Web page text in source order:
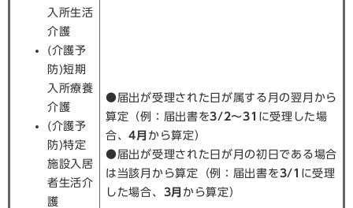
入所生活
介護
(介護予
防)短期
入所療養
介護
(介護予
防)特定
施設入居
者生活介
護
●届出が受理された日が属する月の翌月から
算定（例：届出書を3/2～31 に受理した場
合、4月 から算定）
●届出が受理された日が月の初日である場合
は当該月から算定（例：届出書を3/1 に受理
した場合、 3月 から算定）